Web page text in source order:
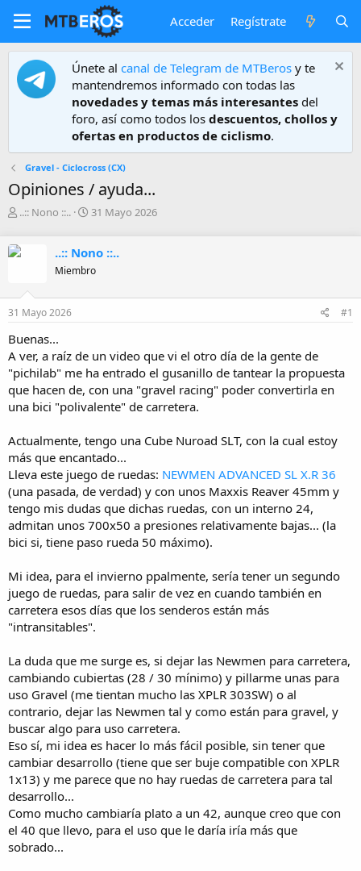
Acceder Regístrate
Únete al canal de Telegram de MTBeros y te
mantendremos informado con todas las
novedades y temas más interesantes del
foro, así como todos los descuentos, chollos y
ofertas en productos de ciclismo.
Gravel - Ciclocross (CX)
Opiniones / ayuda...
A
o
..:: Nono ::..
F
h
a
e
c
i
o
31 Mayo 2026
..:: Nono ::..
Miembro
31 Mayo 2026 #1
Buenas...
A ver, a raíz de un video que vi el otro día de la gente de
"pichilab" me ha entrado el gusanillo de tantear la propuesta
que hacen de, con una "gravel racing" poder convertirla en
una bici "polivalente" de carretera.
Actualmente, tengo una Cube Nuroad SLT, con la cual estoy
más que encantado...
Lleva este juego de ruedas: NEWMEN ADVANCED SL X.R 36
(una pasada, de verdad) y con unos Maxxis Reaver 45mm y
tengo mis dudas que dichas ruedas, con un interno 24,
admitan unos 700x50 a presiones relativamente bajas... (la
bici si, tiene paso rueda 50 máximo).
Mi idea, para el invierno ppalmente, sería tener un segundo
juego de ruedas, para salir de vez en cuando también en
carretera esos días que los senderos están más
"intransitables".
La duda que me surge es, si dejar las Newmen para carretera,
cambiando cubiertas (28 / 30 mínimo) y pillarme unas para
uso Gravel (me tientan mucho las XPLR 303SW) o al
contrario, dejar las Newmen tal y como están para gravel, y
buscar algo para uso carretera.
Eso sí, mi idea es hacer lo más fácil posible, sin tener que
cambiar desarrollo (tiene que ser buje compatible con XPLR
1x13) y me parece que no hay ruedas de carretera para tal
desarrollo...
Como mucho cambiaría plato a un 42, aunque creo que con
el 40 que llevo, para el uso que le daría iría más que
sobrado...